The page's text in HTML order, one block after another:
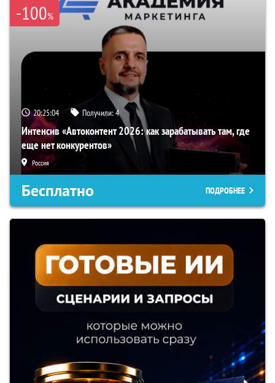
-100%
20:25:03 Получили:4
Интенсив «Автоконтент 2026: как зарабатывать там, где
еще нет конкурентов»
Россия
Бесплатно ПОДРОБНЕЕ